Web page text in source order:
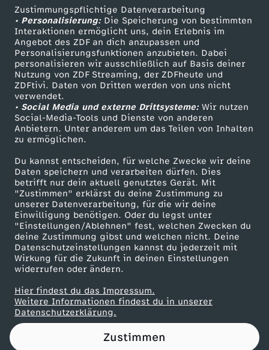
Zustimmungspflichtige Datenverarbeitung
• Personalisierung:Die Speicherung von bestimmten
Interaktionen ermöglicht uns, dein Erlebnis im
Angebot des ZDF an dich anzupassen und
Personalisierungsfunktionen anzubieten. Dabei
personalisieren wir ausschließlich auf Basis deiner
Nutzung von ZDF Streaming, der ZDFheute und
ZDFtivi. Daten von Dritten werden von uns nicht
verwendet.
• Social Media und externe Drittsysteme:Wir nutzen
Social-Media-Tools und Dienste von anderen
Anbietern. Unter anderem um das Teilen von Inhalten
zu ermöglichen.
Du kannst entscheiden, für welche Zwecke wir deine
Daten speichern und verarbeiten dürfen. Dies
betrifft nur dein aktuell genutztes Gerät. Mit
"Zustimmen" erklärst du deine Zustimmung zu
unserer Datenverarbeitung, für die wir deine
Einwilligung benötigen. Oder du legst unter
"Einstellungen/Ablehnen" fest, welchen Zwecken du
deine Zustimmung gibst und welchen nicht. Deine
Datenschutzeinstellungen kannst du jederzeit mit
Wirkung für die Zukunft in deinen Einstellungen
widerrufen oder ändern.
Hier findest du das Impressum.
Weitere Informationen findest du in unserer
Datenschutzerklärung.
Zustimmen
Livestreams
Sendungen A-Z
TV-Programm
Zuschauerservice
Hilfe
ZDF Unternehmen
Karriere
ZDF goes Schule
Werbefernsehen
Mainzelmännchen
Partner